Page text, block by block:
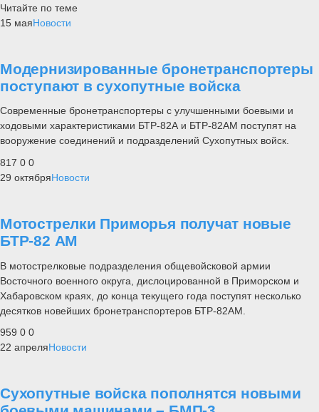
Читайте по теме
15 маяНовости
Модернизированные бронетранспортеры
поступают в сухопутные войска
Современные бронетранспортеры с улучшенными боевыми и
ходовыми характеристиками БТР-82А и БТР-82АМ поступят на
вооружение соединений и подразделений Сухопутных войск.
817 0 0
29 октябряНовости
Мотострелки Приморья получат новые
БТР-82 АМ
В мотострелковые подразделения общевойсковой армии
Восточного военного округа, дислоцированной в Приморском и
Хабаровском краях, до конца текущего года поступят несколько
десятков новейших бронетранспортеров БТР-82АМ.
959 0 0
22 апреляНовости
Сухопутные войска пополнятся новыми